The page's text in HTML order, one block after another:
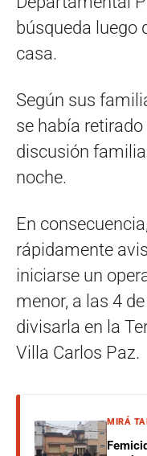
búsqueda luego
casa.
Según sus
se había
discusión
noche.
En
rápidamente
iniciarse un
menor, a las 4
divisarla en la
Villa Carlos Paz.
MIRÁ